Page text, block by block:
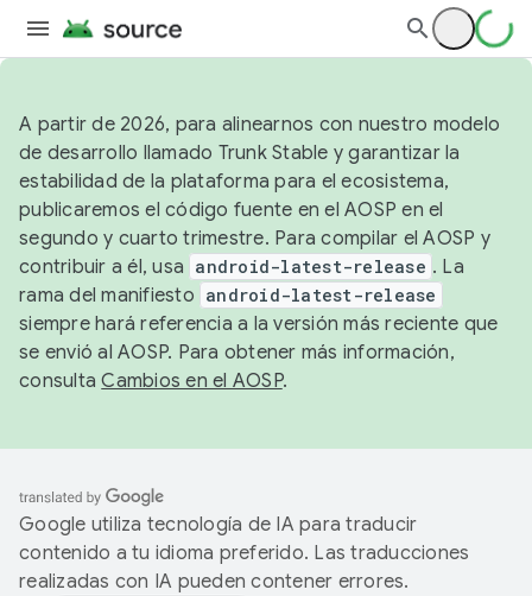
A partir de 2026, para alinearnos con nuestro modelo
de desarrollo llamado Trunk Stable y garantizar la
estabilidad de la plataforma para el ecosistema,
publicaremos el código fuente en el AOSP en el
segundo y cuarto trimestre. Para compilar el AOSP y
contribuir a él, usa android-latest-release . La
rama del manifiesto android-latest-release
siempre hará referencia a la versión más reciente que
se envió al AOSP. Para obtener más información,
consultaCambios en el AOSP.
Google utiliza tecnología de IA para traducir
contenido a tu idioma preferido. Las traducciones
realizadas con IA pueden contener errores.